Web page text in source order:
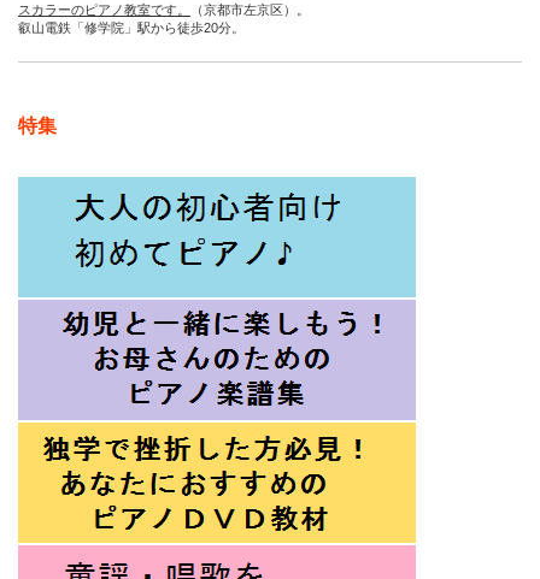
スカラーのピアノ教室です。
（京都市左京区）。
叡山電鉄「修学院」駅から徒歩20分。
特集